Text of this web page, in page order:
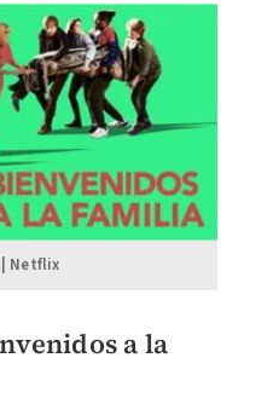
Netflix
a la